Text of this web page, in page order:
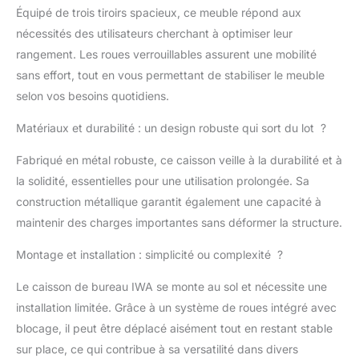
couleur ou en PVC
imitation bois) et
compatible avec le
coussin KUMO pour
DIMENSIONS
pratique (40x50x60
cm), parfait pour
avec une garantie de 10
ans pour une
tranquillité d’esprit.
Équipé de trois tiroirs spacieux, ce meuble répond aux
nécessités des utilisateurs cherchant à optimiser leur
rangement. Les roues verrouillables assurent une mobilité
sans effort, tout en vous permettant de stabiliser le meuble
selon vos besoins quotidiens.
Matériaux et durabilité : un design robuste qui sort du lot ?
Fabriqué en métal robuste, ce caisson veille à la durabilité et à
la solidité, essentielles pour une utilisation prolongée. Sa
construction métallique garantit également une capacité à
maintenir des charges importantes sans déformer la structure.
Montage et installation : simplicité ou complexité ?
Le caisson de bureau IWA se monte au sol et nécessite une
installation limitée. Grâce à un système de roues intégré avec
blocage, il peut être déplacé aisément tout en restant stable
sur place, ce qui contribue à sa versatilité dans divers